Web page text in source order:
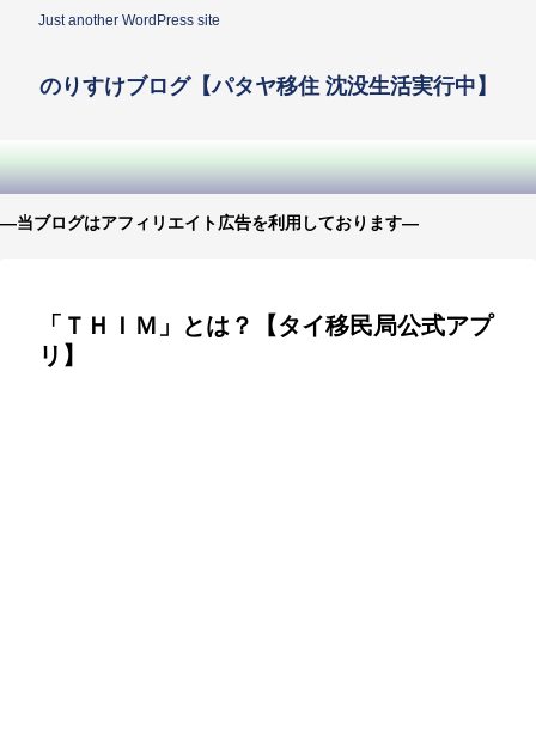
Just another WordPress site
のりすけブログ【パタヤ移住 沈没生活実行中】
—当ブログはアフィリエイト広告を利用しております—
「ＴＨＩＭ」とは？【タイ移民局公式アプ
リ】